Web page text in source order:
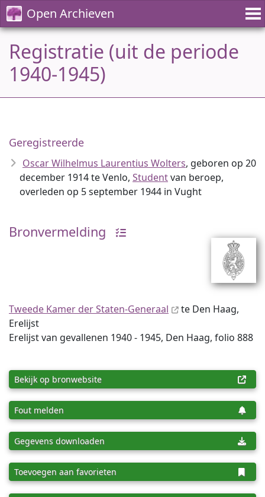
Open Archieven
Registratie (uit de periode
1940-1945)
Geregistreerde
Oscar Wilhelmus Laurentius Wolters, geboren op 20
december 1914 te Venlo, Studentvan beroep,
overleden op 5 september 1944 in Vught
Bronvermelding
Tweede Kamer der Staten-Generaal
te Den Haag,
Erelijst
Erelijst van gevallenen 1940 - 1945, Den Haag, folio 888
Bekijk op bronwebsite
Fout melden
Gegevens downloaden
Toevoegen aan favorieten